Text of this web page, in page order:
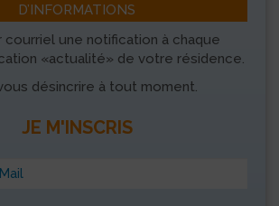
D’INFORMATIONS
courriel une notification à chaque
«actualité» de votre résidence.
désincrire à tout moment.
JE M'INSCRIS